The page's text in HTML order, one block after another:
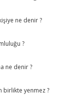
ne denir ?
?
ne denir ?
birlikte yenmez ?